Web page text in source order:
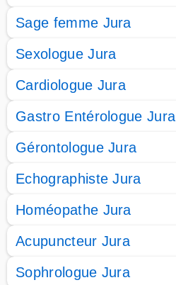
Sage femme Jura
Sexologue Jura
Cardiologue Jura
Gastro Entérologue Jura
Gérontologue Jura
Echographiste Jura
Homéopathe Jura
Acupuncteur Jura
Sophrologue Jura